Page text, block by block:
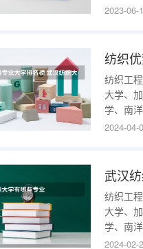
2023-06-
纺织
纺织工
大学、
学、南
工程专
维技术
2024-04-
武汉
纺织工
大学、
学、南
工程专
2024-02-